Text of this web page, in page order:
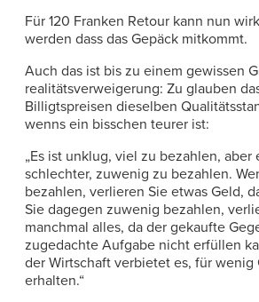
Für 120 Franken Retour kann nun
werden dass das Gepäck mitkommt.
Auch das ist bis zu einem gewissen
realitätsverweigerung: Zu glauben
Billigtspreisen dieselben
wenns ein bisschen teurer ist:
„Es ist unklug, viel zu bezahlen, aber
schlechter, zuwenig zu bezahlen.
bezahlen, verlieren Sie etwas Geld,
Sie dagegen zuwenig bezahlen,
manchmal alles, da der gekaufte
zugedachte Aufgabe nicht erfüllen
der Wirtschaft verbietet es, für wenig
erhalten.“